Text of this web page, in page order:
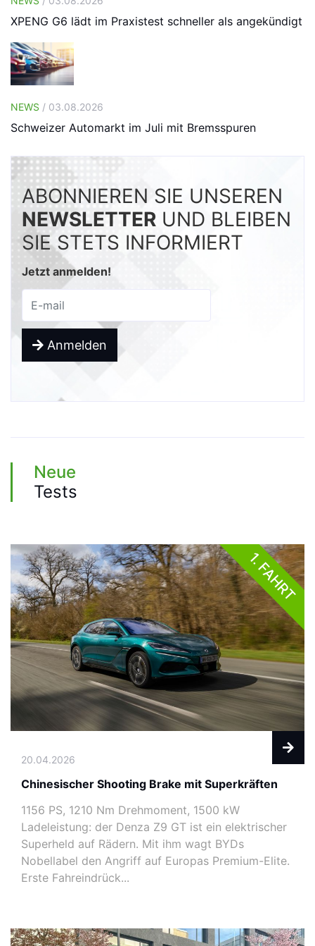
XPENG G6 lädt im Praxistest schneller als angekündigt
NEWS / 03.08.2026
Schweizer Automarkt im Juli mit Bremsspuren
ABONNIEREN SIE UNSEREN
NEWSLETTER UND BLEIBEN
SIE STETS INFORMIERT
Jetzt anmelden!
Anmelden
Neue
Tests
1. FAHRT
20.04.2026
Chinesischer Shooting Brake mit Superkräften
1156 PS, 1210 Nm Drehmoment, 1500 kW
Ladeleistung: der Denza Z9 GT ist ein elektrischer
Superheld auf Rädern. Mit ihm wagt BYDs
Nobellabel den Angriff auf Europas Premium-Elite.
Erste Fahreindrück...